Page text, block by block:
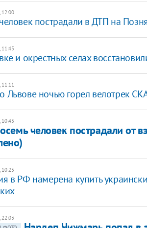
12:00
пострадали в ДТП на
и окрестных селах
Львове ночью горел велотрек
человек пострадали от
в РФ намерена купить